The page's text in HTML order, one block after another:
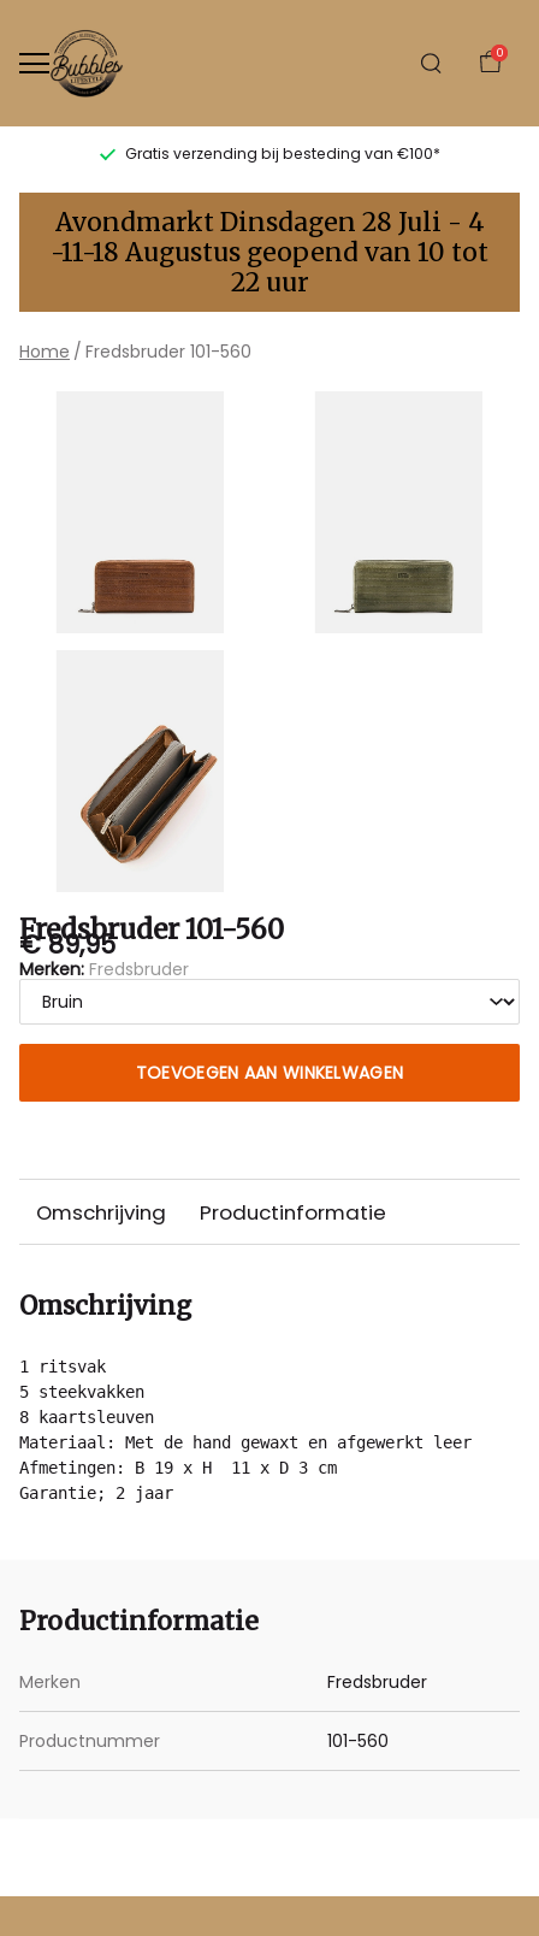
0
Gratis verzending bij besteding van €100*
Fredsbruder
101-
560
-
Avondmarkt Dinsdagen 28 Juli - 4
-11-18 Augustus geopend van 10 tot
22 uur
Home Fredsbruder 101-560
Fredsbruder 101-560
€ 89,95
Merken: Fredsbruder
TOEVOEGEN AAN WINKELWAGEN
Omschrijving Productinformatie
Omschrijving
1 ritsvak
5 steekvakken
8 kaartsleuven
Materiaal: Met de hand gewaxt en afgewerkt leer
Afmetingen: B 19 x H  11 x D 3 cm
Garantie; 2 jaar
Productinformatie
Merken Fredsbruder
Productnummer 101-560